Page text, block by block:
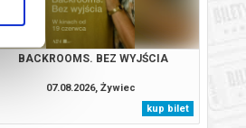
BACKROOMS. BEZ WYJŚCIA
07.08.2026, Żywiec
kup bilet